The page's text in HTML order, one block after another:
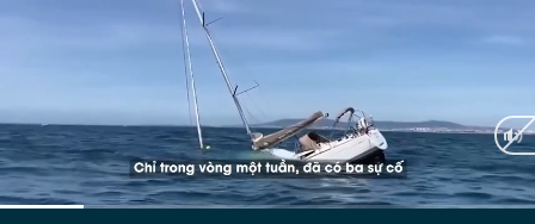
Chào ngày mới Tin 24h
Tin đã xem
Đăng xuất